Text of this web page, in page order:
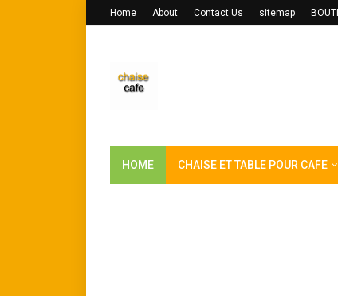
Home About Contact Us sitemap
HOME CHAISE ET TABLE POUR CAFE